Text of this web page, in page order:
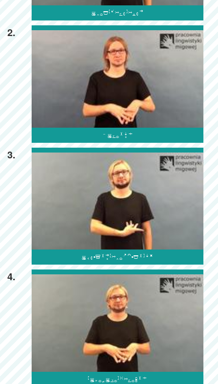

2.

3.

4.
